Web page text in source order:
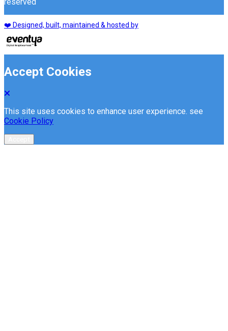
❤️ Designed, built, maintained & hosted by
Accept Cookies
This site uses cookies to enhance user experience. see
Cookie Policy